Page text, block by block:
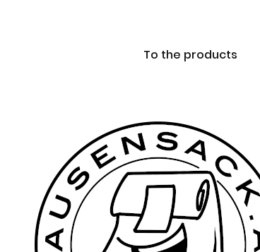
To the products